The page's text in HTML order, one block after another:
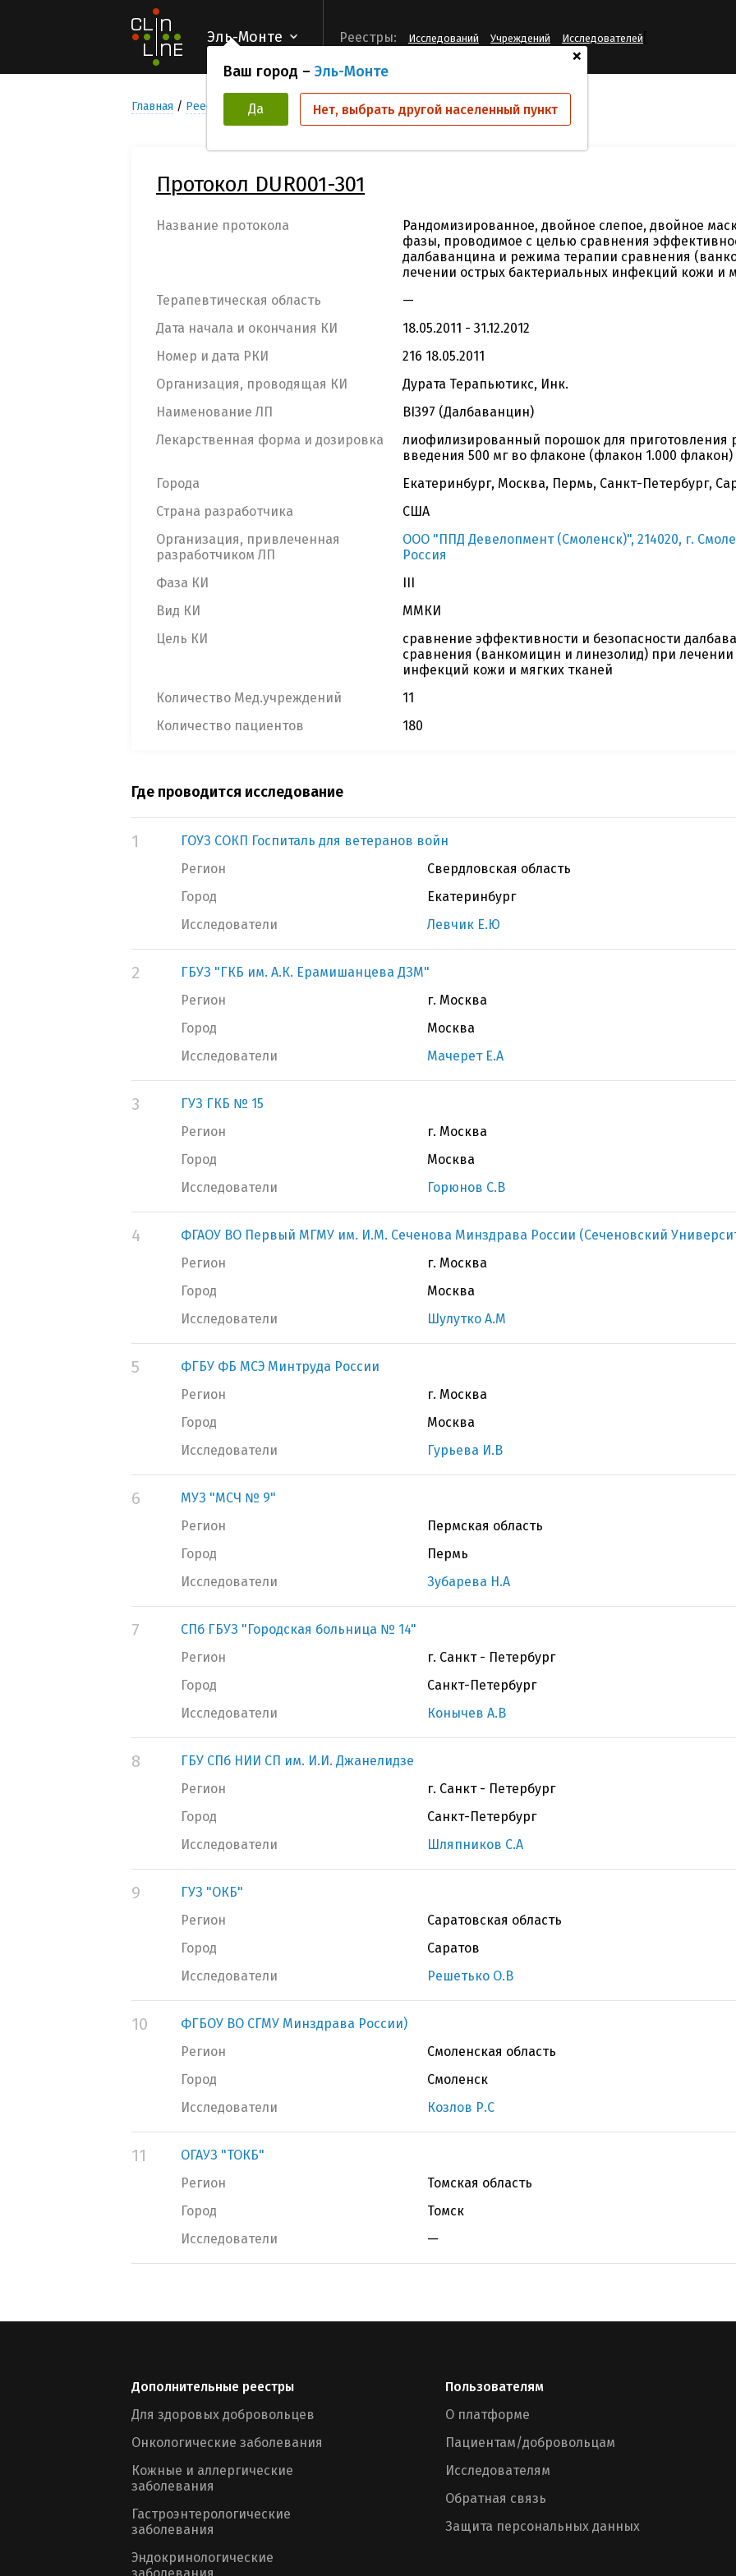
Эль-Монте
+
Ваш город – Эль-Монте
Да Нет, выбрать другой населенный пункт
Реестры: Исследований Учреждений Исследователей
Главная Реестр Клинических исследований DUR001-301
Протокол DUR001-301
Название протокола
Рандомизированное, двойное слепое, двойное
фазы, проводимое с целью сравнения
далбаванцина и режима терапии сравнения
лечении острых бактериальных инфекций кожи и
Терапевтическая область
—
Дата начала и окончания КИ
18.05.2011 - 31.12.2012
Номер и дата РКИ
216 18.05.2011
Организация, проводящая КИ
Дурата Терапьютикс, Инк.
Наименование ЛП
BI397 (Далбаванцин)
Лекарственная форма и дозировка
лиофилизированный порошок для приготовления
введения 500 мг во флаконе (флакон 1.000 флакон)
Города
Екатеринбург, Москва, Пермь, Санкт-Петербург,
Страна разработчика
США
Организация, привлеченная
разработчиком ЛП
ООО "ППД Девелопмент (Смоленск)", 214020, г.
Россия
Фаза КИ
III
Вид КИ
ММКИ
Цель КИ
сравнение эффективности и безопасности
сравнения (ванкомицин и линезолид) при
инфекций кожи и мягких тканей
Количество Мед.учреждений
11
Количество пациентов
180
Где проводится исследование
1
ГОУЗ СОКП Госпиталь для ветеранов войн
Регион
Свердловская область
Город
Екатеринбург
Исследователи
Левчик Е.Ю
2
ГБУЗ "ГКБ им. А.К. Ерамишанцева ДЗМ"
Регион
г. Москва
Город
Москва
Исследователи
Мачерет Е.А
3
ГУЗ ГКБ № 15
Регион
г. Москва
Город
Москва
Исследователи
Горюнов С.В
4
ФГАОУ ВО Первый МГМУ им. И.М. Сеченова Минздрава России (Сеченовский
Регион
г. Москва
Город
Москва
Исследователи
Шулутко А.М
5
ФГБУ ФБ МСЭ Минтруда России
Регион
г. Москва
Город
Москва
Исследователи
Гурьева И.В
6
МУЗ "МСЧ № 9"
Регион
Пермская область
Город
Пермь
Исследователи
Зубарева Н.А
7
СПб ГБУЗ "Городская больница № 14"
Регион
г. Санкт - Петербург
Город
Санкт-Петербург
Исследователи
Конычев А.В
8
ГБУ СПб НИИ СП им. И.И. Джанелидзе
Регион
г. Санкт - Петербург
Город
Санкт-Петербург
Исследователи
Шляпников С.А
9
ГУЗ "ОКБ"
Регион
Саратовская область
Город
Саратов
Исследователи
Решетько О.В
10
ФГБОУ ВО СГМУ Минздрава России)
Регион
Смоленская область
Город
Смоленск
Исследователи
Козлов Р.С
11
ОГАУЗ "ТОКБ"
Регион
Томская область
Город
Томск
Исследователи
—
Дополнительные реестры
Для здоровых добровольцев
Онкологические заболевания
Кожные и аллергические
заболевания
Гастроэнтерологические
заболевания
Эндокринологические
Пользователям
О платформе
Пациентам/добровольцам
Исследователям
Обратная связь
Защита персональных данных